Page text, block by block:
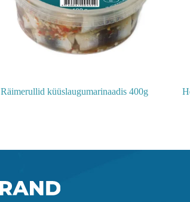
Räimerullid küüslaugumarinaadis 400g